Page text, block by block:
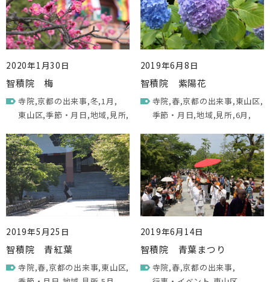
2020年1月30日
智積院 梅
寺院 京都の出来事 冬 1月
東山区 季節・月日 地域 見所
2019年6月8日
智積院 紫陽花
寺院 春 京都の出来事 東山区
季節・月日 地域 見所 6月
2019年5月25日
智積院 青紅葉
寺院 春 京都の出来事 東山区
2019年6月14日
智積院 青葉まつり
寺院 春 京都の出来事